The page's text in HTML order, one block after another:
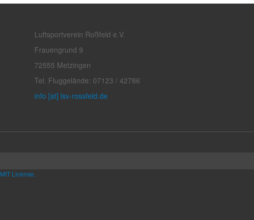
Luftsportverein Roßfeld e.V.
Frauengrund 9
72555 Metzingen
Tel. Fluggelände: 07123 / 42786
info [at] lsv-rossfeld.de
MIT License.